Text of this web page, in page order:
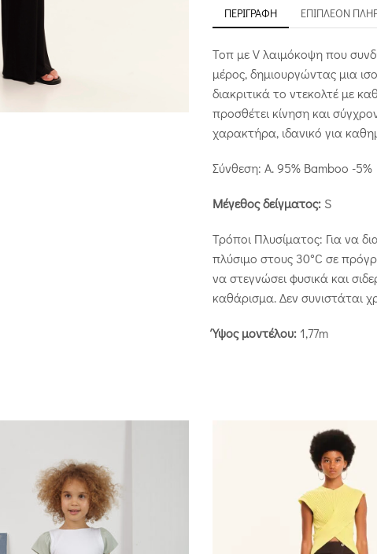
ΠΕΡΙΓΡΑΦΉ ΕΠΙΠΛΈΟΝ
Τοπ με V λαιμόκοψη που
μέρος, δημιουργώντας μια
διακριτικά το ντεκολτέ με
προσθέτει κίνηση και
χαρακτήρα, ιδανικό για
Σύνθεση: Α. 95% Bamboo -
Μέγεθος δείγματος: S
Τρόποι Πλυσίματος: Για να
πλύσιμο στους 30°C σε
να στεγνώσει φυσικά και
καθάρισμα. Δεν συνιστάται
Ύψος μοντέλου: 1,77m